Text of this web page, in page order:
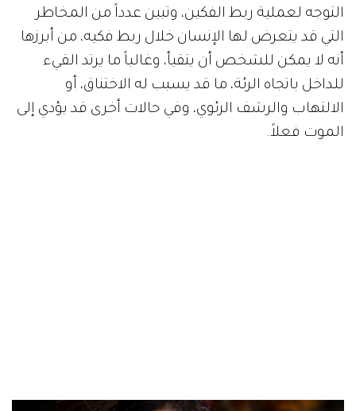
التوجه لعملية ربط الفكين، وتبين عدداً من المخاطر
التي قد يتعرض لها الإنسان خلال ربط فكيه، من أبرزها
أنه لا يمكن للشخص أن يتقيأ، وغالباً ما يرتد القيء
للداخل باتجاه الرئة، ما قد يسبب له الاختناق، أو
الالتهاب والرشف الرئوي، وفي حالات أخرى قد يؤدي إلى
الموت فعلاً.